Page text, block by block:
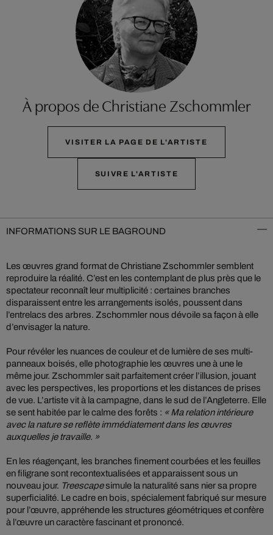
À propos de Christiane Zschommler
VISITER LA PAGE DE L'ARTISTE
SUIVRE L'ARTISTE
INFORMATIONS SUR LE BAGROUND
Les œuvres grand format de Christiane Zschommler semblent
reproduire la réalité. C’est en les contemplant de plus près que le
spectateur reconnaît leur multiplicité : certaines branches
disparaissent entre les arrangements isolés, poussent dans
l’entrelacs des arbres. Zschommler nous dévoile sa façon à elle
d’envisager la nature.
Pour révéler les nuances de couleur et de lumière de ses multi-
panneaux boisés, elle photographie les œuvres une à une le
même jour. Zschommler sait parfaitement créer l’illusion, jouant
avec les perspectives, les proportions et les distances de prises
de vue. L’artiste vit à la campagne, dans le sud de l’Angleterre. Elle
se sent habitée par le calme des forêts : « Ma relation intérieure
avec la nature se reflète immédiatement dans les œuvres
auxquelles je travaille. »
En les réagençant, les branches finement courbées et les feuilles
en filigrane sont recontextualisées et apparaissent sous un
nouveau jour. Treescapesimule la naturalité sans nier sa propre
superficialité. Le cadre en bois, spécialement fabriqué sur mesure
pour l’œuvre, appréhende les structures géométriques et confère
à l’œuvre un caractère fascinant et prononcé.